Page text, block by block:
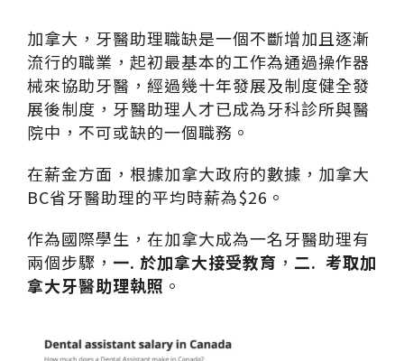
加拿大，牙醫助理職缺是一個不斷增加且逐漸
流行的職業，起初最基本的工作為通過操作器
械來協助牙醫，經過幾十年發展及制度健全發
展後制度，牙醫助理人才已成為牙科診所與醫
院中，不可或缺的一個職務。
在薪金方面，根據加拿大政府的數據，加拿大
BC省牙醫助理的平均時薪為$26。
作為國際學生，在加拿大成為一名牙醫助理有
兩個步驟， 一. 於加拿大接受教育 ， 二. 考取加
拿大牙醫助理執照 。